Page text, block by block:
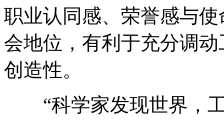
职业认同感、荣誉感与
会地位，有利于充分调
创造性。
“科学家发现世界，工